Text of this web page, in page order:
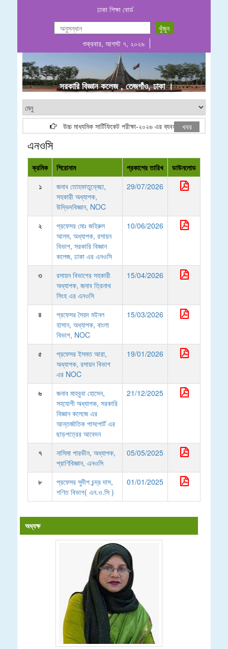
ঢাকা শিক্ষা বোর্ড
শুক্রবার, আগস্ট ৭, ২০২৬
.
সরকারি বিজ্ঞান কলেজ , তেজগাঁও, ঢাকা ।
উচ্চ মাধ্যমিক সার্টিফিকেট পরীক্ষা-২০২৬ এর ব্যবহারিক পরীক্ষার
খবর
এনওসি
ক্রমিক শিরোনাম প্রকাশের তারিখ
ডাউনলোড
১
জনাব তোহফাতুন্নেছা,
সহকারী অধ্যাপক,
উদ্ভিদবিজ্ঞান, NOC
29/07/2026
২
প্রফেসর মোঃ জহিরুল
আলম, অধ্যাপক, রসায়ন
বিভাগ, সরকারি বিজ্ঞান
কলেজ, ঢাকা এর এনওসি
10/06/2026
৩
রসায়ন বিভাগের সহকারী
অধ্যাপক, জনাব ত্রিনাথ
সিংহ এর এনওসি
15/04/2026
৪
প্রফেসর সৈয়দ মইনল
হাসান, অধ্যাপক, বাংলা
বিভাগ, NOC
15/03/2026
৫
প্রফেসর ইসমত আরা,
অধ্যাপক, রসায়ন বিভাগ
এর NOC
19/01/2026
৬
জনাব মাহবুবা হোসেন,
সহযোগী অধ্যাপক, সরকারি
বিজ্ঞান কলেজে এর
আন্তর্জাতিক পাসপোর্ট এর
ছাড়পত্রের আবেদন
21/12/2025
৭
নাসিমা পারভীন, অধ্যাপক,
প্রাণিবিজ্ঞান, এনওসি
05/05/2025
৮
প্রফেসর সুদীপ চন্দ্র দাস,
গণিত বিভাগ( এন.ও.সি )
01/01/2025
অধ্যক্ষ